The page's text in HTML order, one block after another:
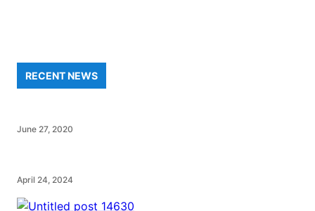
RECENT NEWS
June 27, 2020
April 24, 2024